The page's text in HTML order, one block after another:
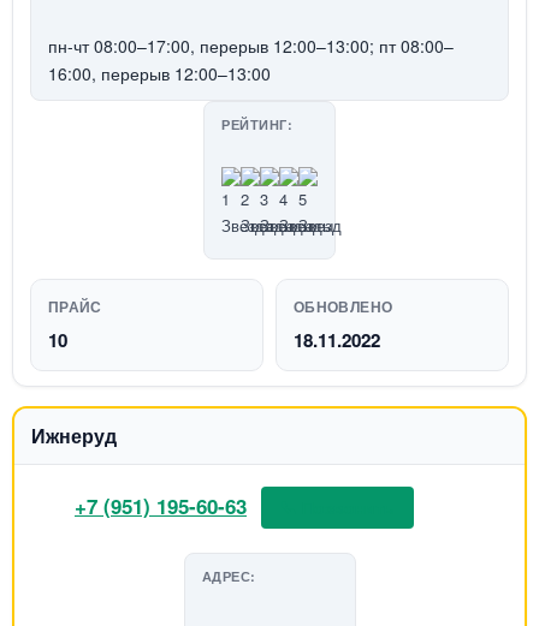
пн-чт 08:00–17:00, перерыв 12:00–13:00; пт 08:00–
16:00, перерыв 12:00–13:00
РЕЙТИНГ:
ПРАЙС
10
ОБНОВЛЕНО
18.11.2022
Ижнеруд
+7 (951) 195-60-63
АДРЕС: